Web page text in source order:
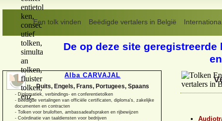
Een tolk vinden Beëdigde vertalers in België
Alba CARVAJAL
Duits, Engels, Frans, Portugees, Spaans
- Diplomatiek, verbindings- en conferentietolken
- Beëdigde vertalingen van officiële certificaten, diploma's, zakelijke
documenten en contracten
- Tolken voor bruiloften, ambassadeafspraken en rijbewijzen
- Coördinatie van taaldiensten voor bedrijven
De op deze site